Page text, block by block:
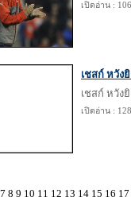
เปิดอ่าน :
เชสก์ หวัง
เชสก์ หวัง
เปิดอ่าน :
7 8 9 10 11 12 13 14 15 16 17